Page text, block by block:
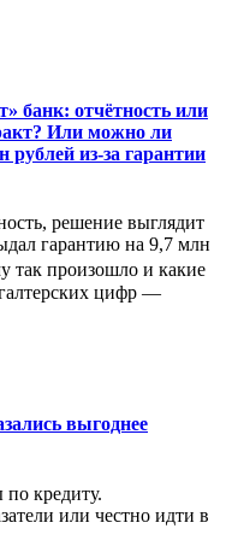
банк: отчётность или
Или можно ли
рублей из-за гарантии
решение выглядит
гарантию на 9,7 млн
так произошло и какие
цифр —
выгоднее
кредиту.
или честно идти в